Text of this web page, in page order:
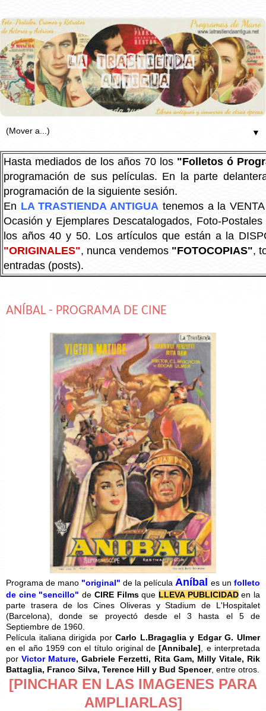
▼
Hasta mediados de los años 70 los "Folletos ó
programación de sus películas. En la parte
programación de la siguiente sesión.
En LA TRASTIENDA ANTIGUA tenemos a la
Ocasión y Ejemplares Descatalogados, Foto-
los años 40 y 50. Los artículos que están a la
"ORIGINALES", nunca vendemos "FOTOCOPIAS",
entradas (posts).
ANÍBAL - PROGRAMA DE CINE
Programa de mano "original" de la película Aníbal es un folleto
de cine "sencillo"de CIRE Filmsque LLEVA PUBLICIDADen la
parte trasera de los Cines Oliveras y Stadium de L'Hospitalet
(Barcelona), donde se proyectó desde el 3 hasta el 5 de
Septiembre de 1960.
Película italiana dirigida porCarlo L.Bragaglia y Edgar G. Ulmer
en el año 1959 con el título original de[Annibale] , e interpretada
porVictor Mature, Gabriele Ferzetti, Rita Gam, Milly Vitale, Rik
Battaglia, Franco Silva, Terence Hill y Bud Spencer, entre otros.
[PINCHAR EN LAS IMAGENES PARA
AMPLIARLAS]